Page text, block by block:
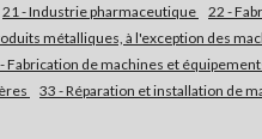
21 - Industrie pharmaceutique 22 -
métalliques, à l'exception des
Fabrication de machines et
33 - Réparation et installation de